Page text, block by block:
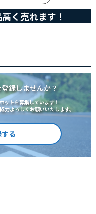
く売れます！
録しませんか？
ットを募集しています！
力よろしくお願いいたします。
る